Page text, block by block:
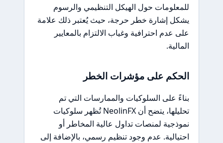
للمعلومات حول الهيكل التنظيمي والرسوم
يشكل إشارة خطر حرجة، حيث يُعتبر ذلك علامة
على عدم احترافية وغياب الالتزام بالمعايير
المالية.
الحكم على مؤشرات الخطر
بناءً على السلوكيات والممارسات التي تم
تحليلها، يتضح أن NeolinFX تُظهر سلوكيات
نموذجية لمنصات تداول عالية المخاطر أو
احتيالية. عدم وجود تنظيم رسمي، بالإضافة إلى